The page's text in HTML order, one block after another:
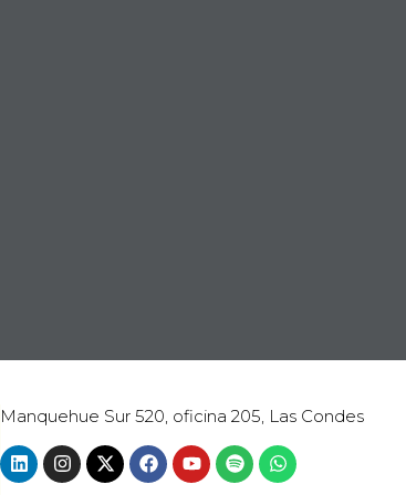
Manquehue Sur 520, oficina 205, Las Condes